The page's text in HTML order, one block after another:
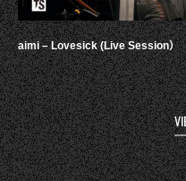
aimi – Lovesick (Live Session）